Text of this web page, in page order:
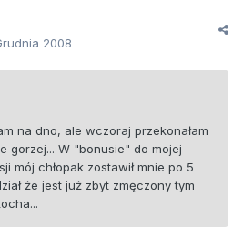
2008
na dno, ale wczoraj przekonałam
gorzej... W "bonusie" do mojej
mój chłopak zostawił mnie po 5
że jest już zbyt zmęczony tym